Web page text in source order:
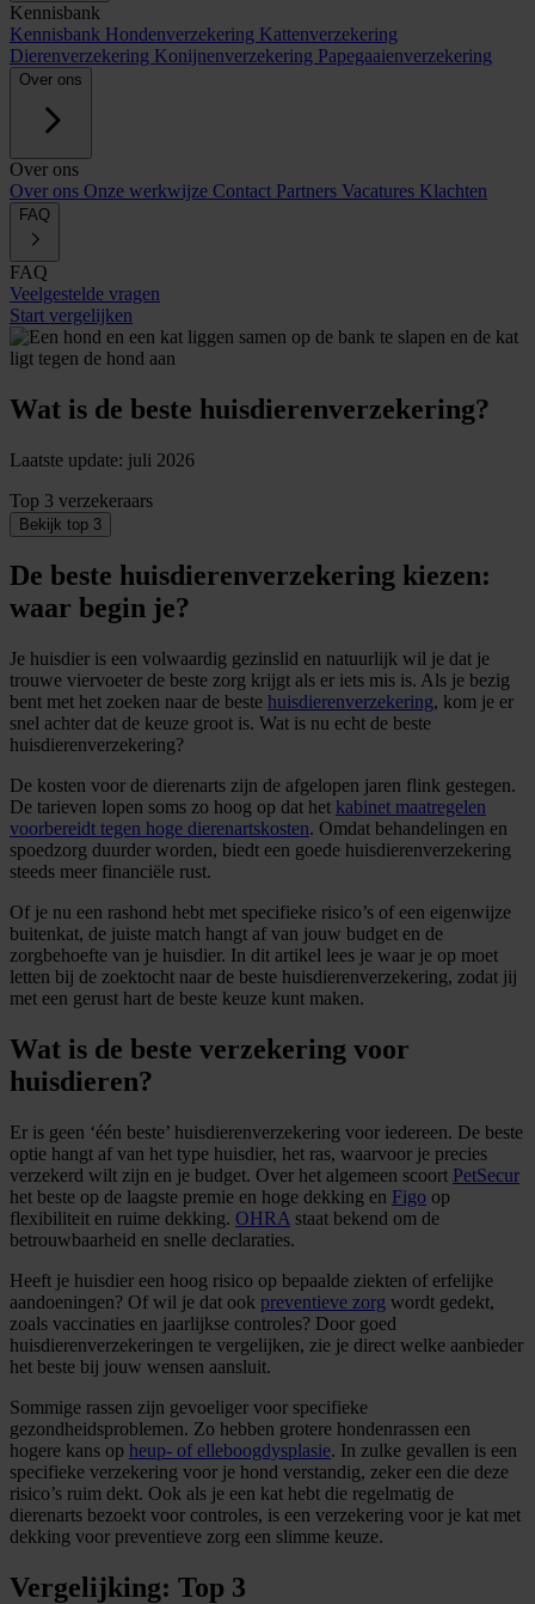
Kennisbank
Kennisbank Hondenverzekering Kattenverzekering
Dierenverzekering Konijnenverzekering Papegaaienverzekering
Over ons
Over ons
Over ons Onze werkwijze Contact Partners Vacatures Klachten
FAQ
FAQ
Veelgestelde vragen
Start vergelijken
Wat is de beste huisdierenverzekering?
Laatste update: juli 2026
Top 3 verzekeraars
Bekijk top 3
De beste huisdierenverzekering kiezen:
waar begin je?
Je huisdier is een volwaardig gezinslid en natuurlijk wil je dat je
trouwe viervoeter de beste zorg krijgt als er iets mis is. Als je bezig
bent met het zoeken naar de beste huisdierenverzekering, kom je er
snel achter dat de keuze groot is. Wat is nu echt de beste
huisdierenverzekering?
De kosten voor de dierenarts zijn de afgelopen jaren flink gestegen.
De tarieven lopen soms zo hoog op dat het kabinet maatregelen
voorbereidt tegen hoge dierenartskosten. Omdat behandelingen en
spoedzorg duurder worden, biedt een goede huisdierenverzekering
steeds meer financiële rust.
Of je nu een rashond hebt met specifieke risico’s of een eigenwijze
buitenkat, de juiste match hangt af van jouw budget en de
zorgbehoefte van je huisdier. In dit artikel lees je waar je op moet
letten bij de zoektocht naar de beste huisdierenverzekering, zodat jij
met een gerust hart de beste keuze kunt maken.
Wat is de beste verzekering voor
huisdieren?
Er is geen ‘één beste’ huisdierenverzekering voor iedereen. De beste
optie hangt af van het type huisdier, het ras, waarvoor je precies
verzekerd wilt zijn en je budget. Over het algemeen scoort PetSecur
het beste op de laagste premie en hoge dekking en Figo op
flexibiliteit en ruime dekking. OHRA staat bekend om de
betrouwbaarheid en snelle declaraties.
Heeft je huisdier een hoog risico op bepaalde ziekten of erfelijke
aandoeningen? Of wil je dat ook preventieve zorg wordt gedekt,
zoals vaccinaties en jaarlijkse controles? Door goed
huisdierenverzekeringen te vergelijken, zie je direct welke aanbieder
het beste bij jouw wensen aansluit.
Sommige rassen zijn gevoeliger voor specifieke
gezondheidsproblemen. Zo hebben grotere hondenrassen een
hogere kans op heup- of elleboogdysplasie. In zulke gevallen is een
specifieke verzekering voor je hond verstandig, zeker een die deze
risico’s ruim dekt. Ook als je een kat hebt die regelmatig de
dierenarts bezoekt voor controles, is een verzekering voor je kat met
dekking voor preventieve zorg een slimme keuze.
Vergelijking: Top 3